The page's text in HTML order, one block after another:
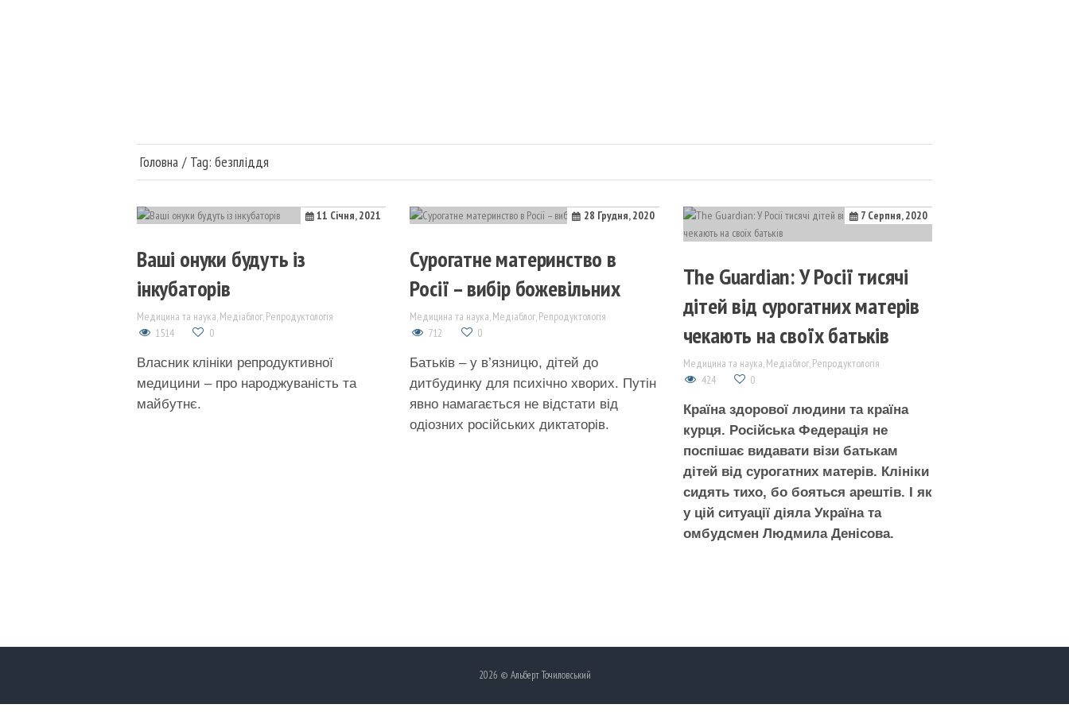
Суспільство та політика
Головна Tag: безпліддя
Ваші онуки будуть із
інкубаторів
Медицина та наука,Медіаблог,Репродуктологія
1514
0
11 Січня, 2021
Власник клініки репродуктивної
медицини – про народжуваність та
майбутнє.
Сурогатне материнство в
Росії – вибір божевільних
Медицина та наука,Медіаблог,Репродуктологія
712
0
28 Грудня, 2020
Батьків – у в’язницю, дітей до
дитбудинку для психічно хворих. Путін
явно намагається не відстати від
одіозних російських диктаторів.
The Guardian: У Росії тисячі
дітей від сурогатних матерів
чекають на своїх батьків
Медицина та наука,Медіаблог,Репродуктологія
424
0
7 Серпня, 2020
Країна здорової людини та країна
курця. Російська Федерація не
поспішає видавати візи батькам
дітей від сурогатних матерів. Клініки
сидять тихо, бо бояться арештів. І як
у цій ситуації діяла Україна та
омбудсмен Людмила Денісова.
2026 © Альберт Точиловський